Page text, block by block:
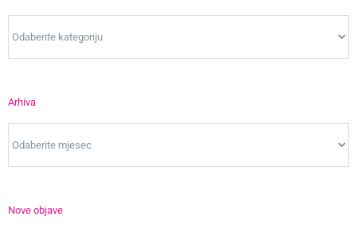
Arhiva
Nove objave